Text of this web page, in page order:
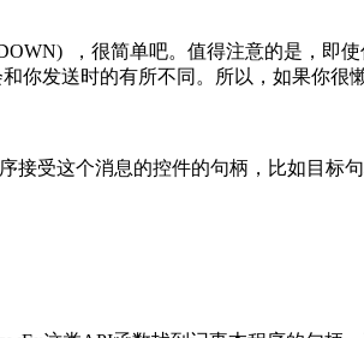
，很简单吧。值得注意的是，即
你发送时的有所不同。所以，如果你
受这个消息的控件的句柄，比如目标